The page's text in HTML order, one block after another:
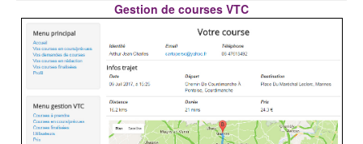
Gestion de courses VTC